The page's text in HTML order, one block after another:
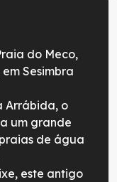
do Meco,
Sesimbra
Arrábida, o
um grande
de água
este antigo